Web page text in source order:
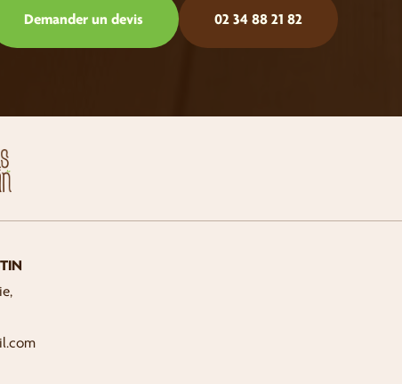
Demander un devis 02 34 88 21 82